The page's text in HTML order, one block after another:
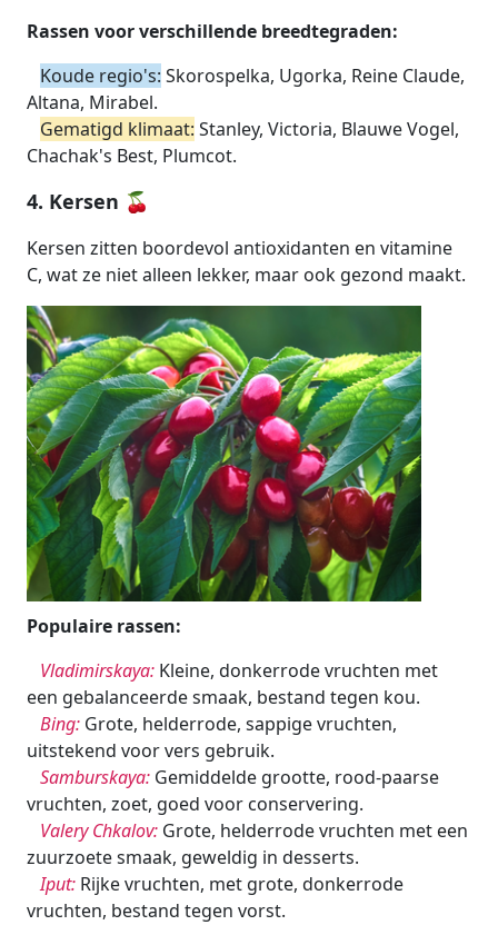
Rassen voor verschillende breedtegraden:
Koude regio's: Skorospelka, Ugorka, Reine Claude,
Altana, Mirabel.
Gematigd klimaat: Stanley, Victoria, Blauwe Vogel,
Chachak's Best, Plumcot.
4. Kersen 🍒
Kersen zitten boordevol antioxidanten en vitamine
C, wat ze niet alleen lekker, maar ook gezond maakt.
Populaire rassen:
Vladimirskaya: Kleine, donkerrode vruchten met
een gebalanceerde smaak, bestand tegen kou.
Bing: Grote, helderrode, sappige vruchten,
uitstekend voor vers gebruik.
Samburskaya: Gemiddelde grootte, rood-paarse
vruchten, zoet, goed voor conservering.
Valery Chkalov: Grote, helderrode vruchten met een
zuurzoete smaak, geweldig in desserts.
Iput: Rijke vruchten, met grote, donkerrode
vruchten, bestand tegen vorst.